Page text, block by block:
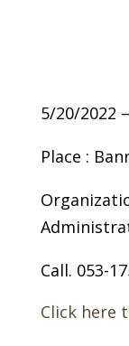
5/20/2022
Place :
Call. 053-
Click here